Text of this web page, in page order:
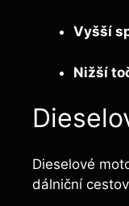
Vyšší
Nižší
Dieselové
dálniční